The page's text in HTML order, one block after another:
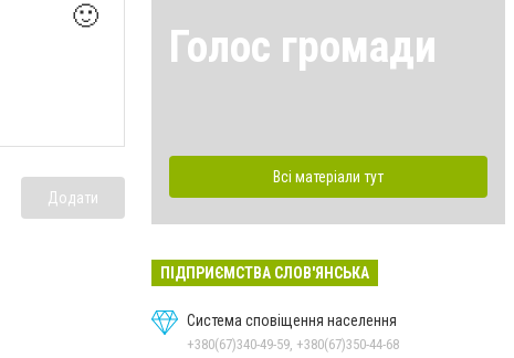
🙂
Додати
Голос громади
Всі матеріали тут
ПІДПРИЄМСТВА СЛОВ'ЯНСЬКА
Система сповіщення населення
+380(67)340-49-59, +380(67)350-44-68